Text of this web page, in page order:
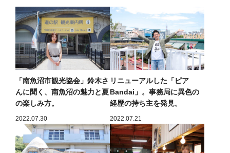
「南魚沼市観光協会」鈴木さ
んに聞く、南魚沼の魅力と夏
の楽しみ方。
2022.07.30
リニューアルした「ピア
Bandai」。事務局に異色の
経歴の持ち主を発見。
2022.07.21